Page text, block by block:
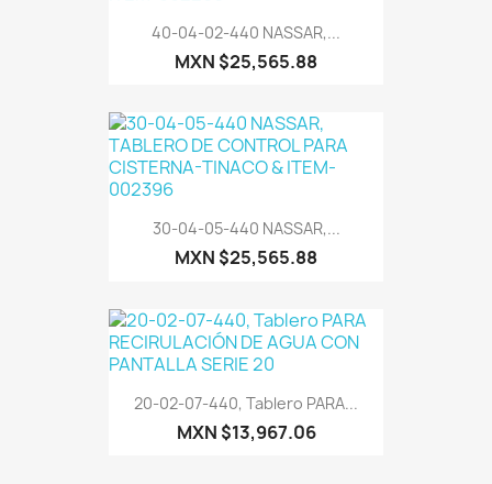
40-04-02-440 NASSAR,...
MXN $25,565.88
30-04-05-440 NASSAR,...
MXN $25,565.88
20-02-07-440, Tablero PARA...
MXN $13,967.06